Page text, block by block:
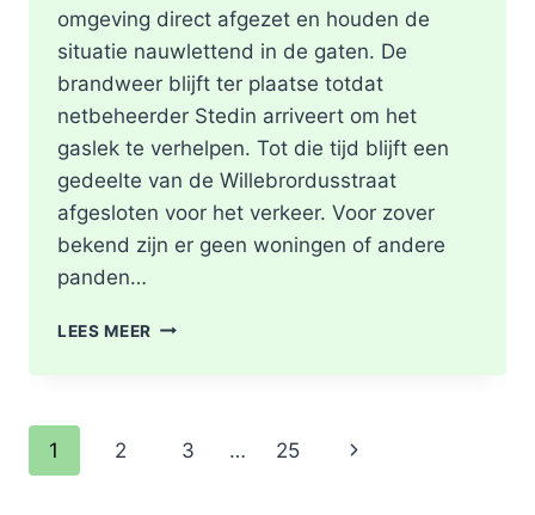
omgeving direct afgezet en houden de
situatie nauwlettend in de gaten. De
brandweer blijft ter plaatse totdat
netbeheerder Stedin arriveert om het
gaslek te verhelpen. Tot die tijd blijft een
gedeelte van de Willebrordusstraat
afgesloten voor het verkeer. Voor zover
bekend zijn er geen woningen of andere
panden…
LEES MEER GASLEKKAGE
Paginanavigatie
1 2 3 … 25
Volgende